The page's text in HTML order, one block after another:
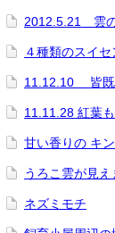
2012.5.21 雲
４種類のスイセ
11.12.10 皆既
11.11.28 紅葉
甘い香りの キ
うろこ雲が見え
ネズミモチ